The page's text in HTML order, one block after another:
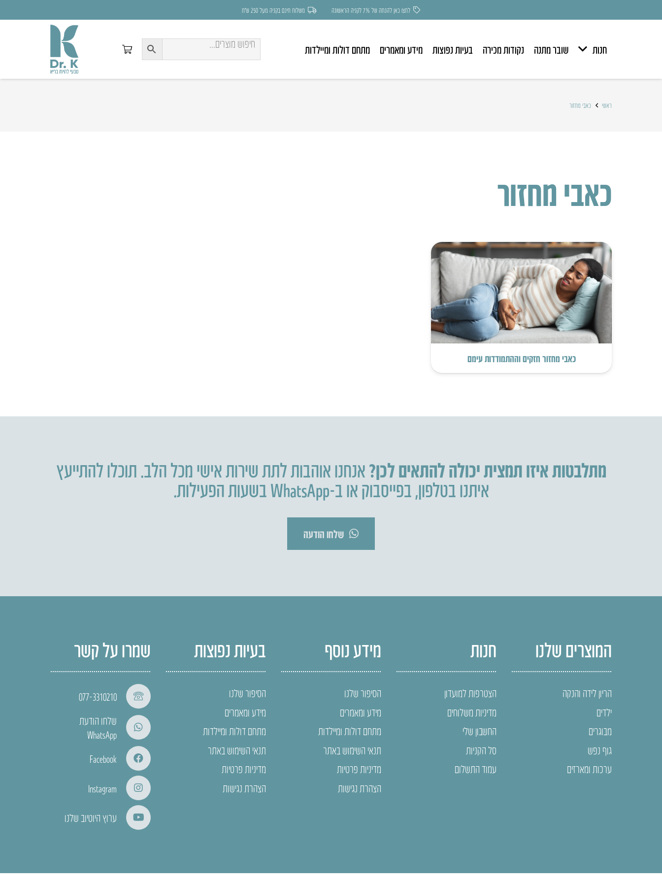
לחצו כאן להנחה של 7% לקניה הראשונה משלוח חינם בקניה מעל 250 ש״ח
חנות שובר מתנה נקודות מכירה בעיות נפוצות מידע ומאמרים מתחם דולות ומיילדות
ראשי כאבי מחזור
כאבי מחזור
כאבי מחזור חזקים וההתמודדות עימם
מתלבטות איזו תמצית יכולה להתאים לכן?אנחנו אוהבות לתת שירות אישי מכל הלב. תוכלו להתייעץ
איתנו בטלפון,בפייסבוק או ב-WhatsApp בשעות הפעילות.
שלחו הודעה
המוצרים שלנו
הריון לידה והנקה
ילדים
מבוגרים
גוף נפש
ערכות ומארזים
חנות
הצטרפות למועדון
מדיניות משלוחים
החשבון שלי
סל הקניות
עמוד התשלום
מידע נוסף
הסיפור שלנו
מידע ומאמרים
מתחם דולות ומיילדות
תנאי השימוש באתר
מדיניות פרטיות
הצהרת נגישות
בעיות נפוצות
הסיפור שלנו
מידע ומאמרים
מתחם דולות ומיילדות
תנאי השימוש באתר
מדיניות פרטיות
הצהרת נגישות
שמרו על קשר
077-3310210
שלחו הודעת
WhatsApp
Facebook
Instagram
ערוץ היוטיוב שלנו